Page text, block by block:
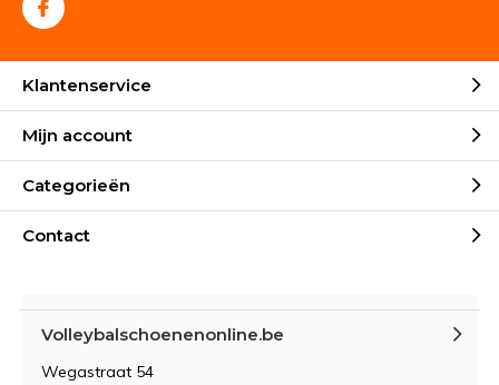
Klantenservice
Mijn account
Categorieën
Contact
Volleybalschoenenonline.be
Wegastraat 54